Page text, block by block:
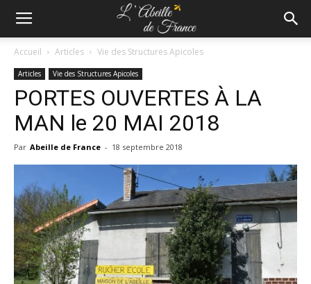
Accueil Articles Vie des Structures Apicoles
Articles Vie des Structures Apicoles
PORTES OUVERTES À LA
MAN le 20 MAI 2018
Par Abeille de France - 18 septembre 2018